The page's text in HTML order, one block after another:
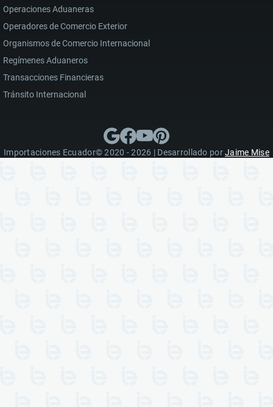
Operaciones Aduaneras
Operadores de Comercio Exterior
Organismos de Comercio Internacional
Regímenes Aduaneros
Transacciones Financieras
Tránsito Internacional
Importaciones Ecuador© 2020 - 2026 | Desarrollado porJaime Mise